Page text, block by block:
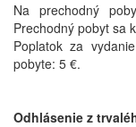
Na prechodný
Prechodný pobyt sa
Poplatok za
pobyte: 5 €.
Odhlásenie z